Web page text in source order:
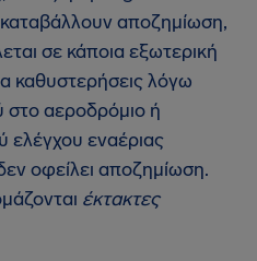
αποζημίωση,
σε κάποια εξωτερική
καθυστερήσεις λόγω
στο αεροδρόμιο ή
ελέγχου εναέριας
οφείλει αποζημίωση.
έκτακτες